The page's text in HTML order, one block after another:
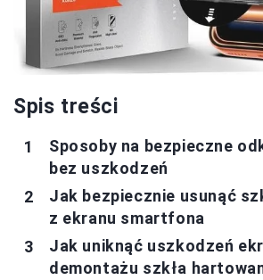
Spis treści
Sposoby na bezpieczne
bez uszkodzeń
Jak bezpiecznie usunąć
z ekranu smartfona
Jak uniknąć uszkodzeń
demontażu szkła